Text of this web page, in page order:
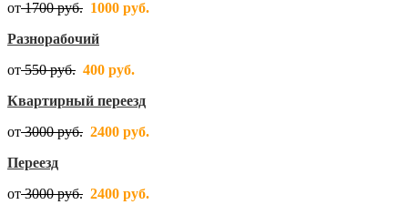
от1700 руб. 1000 руб.
Разнорабочий
от550 руб. 400 руб.
Квартирный переезд
от3000 руб. 2400 руб.
Переезд
от3000 руб. 2400 руб.